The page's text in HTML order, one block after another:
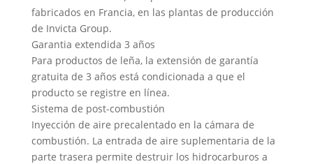
fabricados en Francia, en las plantas de producción
de Invicta Group.
Garantia extendida 3 años
Para productos de leña, la extensión de garantía
gratuita de 3 años está condicionada a que el
producto se registre en línea.
Sistema de post-combustión
Inyección de aire precalentado en la cámara de
combustión. La entrada de aire suplementaria de la
parte trasera permite destruir los hidrocarburos a